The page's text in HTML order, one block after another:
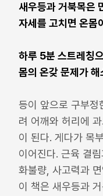
새우등과 거북목은
자세를 고치면 온몸
하루 5분 스트레칭
몸의 온갖 문제가
등이 앞으로 구부정
려 어깨와 허리에
이 된다. 게다가 목
이어진다. 근육 결
화불량, 사고력과
이 책은 새우등과